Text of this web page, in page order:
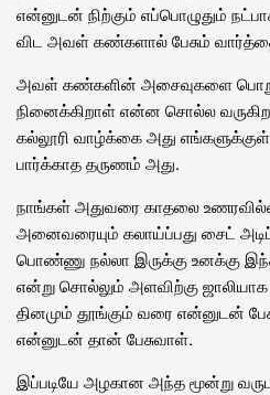
என்னுடன் நிற்கும் எப்பொழுதும்
விட அவள் கண்களால் பேசும்
அவள் கண்களின் அசைவுகளை
நினைக்கிறாள் என்ன சொல்ல
கல்லூரி வாழ்க்கை அது எங்களுக்குள்
பார்க்காத தருணம் அது.
நாங்கள் அதுவரை காதலை
அனைவரையும் கலாய்ப்பது சைட்
பொண்ணு நல்லா இருக்கு உனக்கு
என்று சொல்லும் அளவிற்கு
தினமும் தூங்கும் வரை என்னுடன்
என்னுடன் தான் பேசுவாள்.
இப்படியே அழகான அந்த மூன்று வருட